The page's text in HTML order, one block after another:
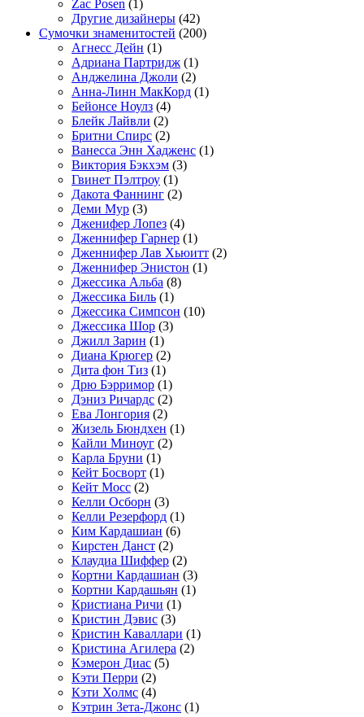
Zac Posen (1)
Другие дизайнеры (42)
Сумочки знаменитостей (200)
Агнесс Дейн (1)
Адриана Партридж (1)
Анджелина Джоли (2)
Анна-Линн МакКорд (1)
Бейонсе Ноулз (4)
Блейк Лайвли (2)
Бритни Спирс (2)
Ванесса Энн Хадженс (1)
Виктория Бэкхэм (3)
Гвинет Пэлтроу (1)
Дакота Фаннинг (2)
Деми Мур (3)
Дженифер Лопез (4)
Дженнифер Гарнер (1)
Дженнифер Лав Хьюитт (2)
Дженнифер Энистон (1)
Джессика Альба (8)
Джессика Биль (1)
Джессика Симпсон (10)
Джессика Шор (3)
Джилл Зарин (1)
Диана Крюгер (2)
Дита фон Тиз (1)
Дрю Бэрримор (1)
Дэниз Ричардс (2)
Ева Лонгория (2)
Жизель Бюндхен (1)
Кайли Миноуг (2)
Карла Бруни (1)
Кейт Босворт (1)
Кейт Мосс (2)
Келли Осборн (3)
Келли Резерфорд (1)
Ким Кардашиан (6)
Кирстен Данст (2)
Клаудиа Шиффер (2)
Кортни Кардашиан (3)
Кортни Кардашьян (1)
Кристиана Ричи (1)
Кристин Дэвис (3)
Кристин Каваллари (1)
Кристина Агилера (2)
Кэмерон Диас (5)
Кэти Перри (2)
Кэти Холмс (4)
Кэтрин Зета-Джонс (1)